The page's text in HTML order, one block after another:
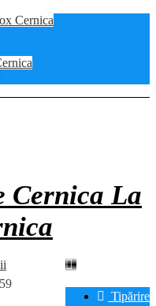
Cernica
Cernica La
Tipărire